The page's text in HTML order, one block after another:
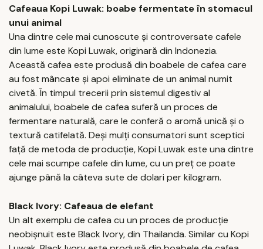
Cafeaua Kopi Luwak: boabe fermentate în stomacul
unui animal
Una dintre cele mai cunoscute și controversate cafele
din lume este Kopi Luwak, originară din Indonezia.
Această cafea este produsă din boabele de cafea care
au fost mâncate și apoi eliminate de un animal numit
civetă. În timpul trecerii prin sistemul digestiv al
animalului, boabele de cafea suferă un proces de
fermentare naturală, care le conferă o aromă unică și o
textură catifelată. Deși mulți consumatori sunt sceptici
față de metoda de producție, Kopi Luwak este una dintre
cele mai scumpe cafele din lume, cu un preț ce poate
ajunge până la câteva sute de dolari per kilogram.
Black Ivory: Cafeaua de elefant
Un alt exemplu de cafea cu un proces de producție
neobișnuit este Black Ivory, din Thailanda. Similar cu Kopi